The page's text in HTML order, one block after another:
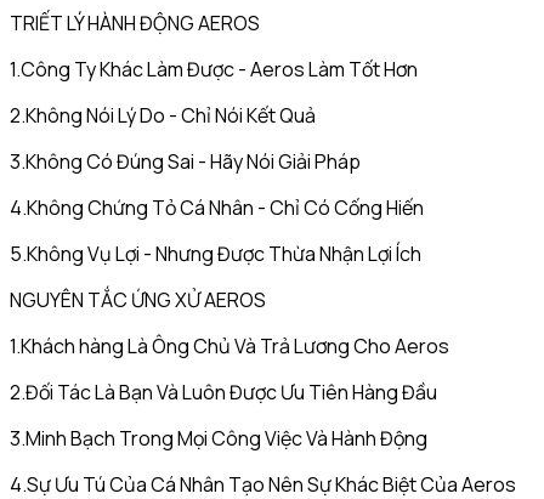
TRIẾT LÝ HÀNH ĐỘNG AEROS
1.Công Ty Khác Làm Được - Aeros Làm Tốt Hơn
2.Không Nói Lý Do - Chỉ Nói Kết Quả
3.Không Có Đúng Sai - Hãy Nói Giải Pháp
4.Không Chứng Tỏ Cá Nhân - Chỉ Có Cống Hiến
5.Không Vụ Lợi - Nhưng Được Thừa Nhận Lợi Ích
NGUYÊN TẮC ỨNG XỬ AEROS
1.Khách hàng Là Ông Chủ Và Trả Lương Cho Aeros
2.Đối Tác Là Bạn Và Luôn Được Ưu Tiên Hàng Đầu
3.Minh Bạch Trong Mọi Công Việc Và Hành Động
4.Sự Ưu Tú Của Cá Nhân Tạo Nên Sự Khác Biệt Của Aeros